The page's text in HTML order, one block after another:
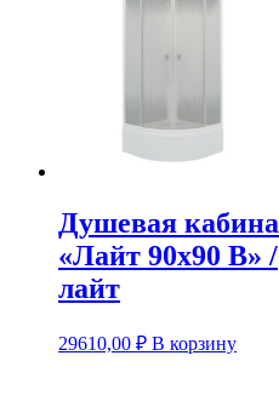
Душевая кабина
«Лайт 90х90 В» /
лайт
29610,00 ₽ В корзину